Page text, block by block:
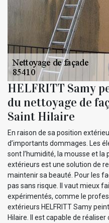
HELFRITT Samy
du nettoyage de
Saint Hilaire
En raison de sa position
d’importants dommages. Les
sont l’humidité, la mousse et
extérieurs est une solution de
maintenir sa beauté. Pour les
pas sans risque. Il vaut mieux
expérimentés, comme le
extérieurs HELFRITT Samy
Hilaire. Il est capable de